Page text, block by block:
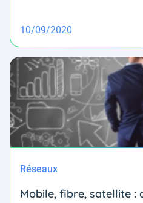
10/09/2020
Réseaux
Mobile, fibre, satellite :